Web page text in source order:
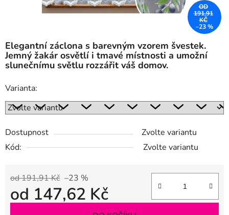
Elegantní záclona s barevným vzorem švestek.
Jemný žakár osvětlí i tmavé místnosti a umožní
slunečnímu světlu rozzářit váš domov.
Varianta:
Dostupnost
Zvolte variantu
Kód:
Zvolte variantu
od 191,91 Kč –23 %
od 147,62 Kč
OD
191,91
KČ
–23 %